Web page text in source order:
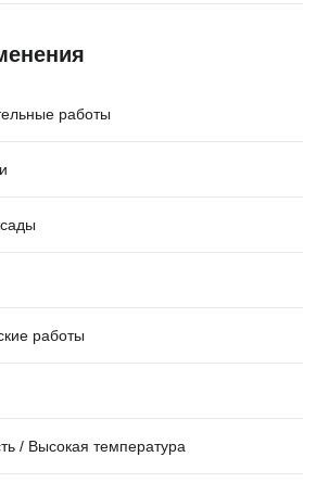
работы
работы
/ Высокая температура